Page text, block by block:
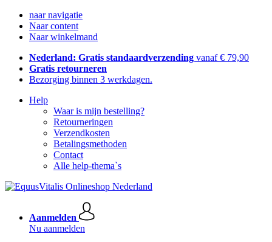
naar navigatie
Naar content
Naar winkelmand
Nederland: Gratis standaardverzending vanaf € 79,90
Gratis retourneren
Bezorging binnen 3 werkdagen.
Help
Waar is mijn bestelling?
Retourneringen
Verzendkosten
Betalingsmethoden
Contact
Alle help-thema`s
Aanmelden
Nu aanmelden